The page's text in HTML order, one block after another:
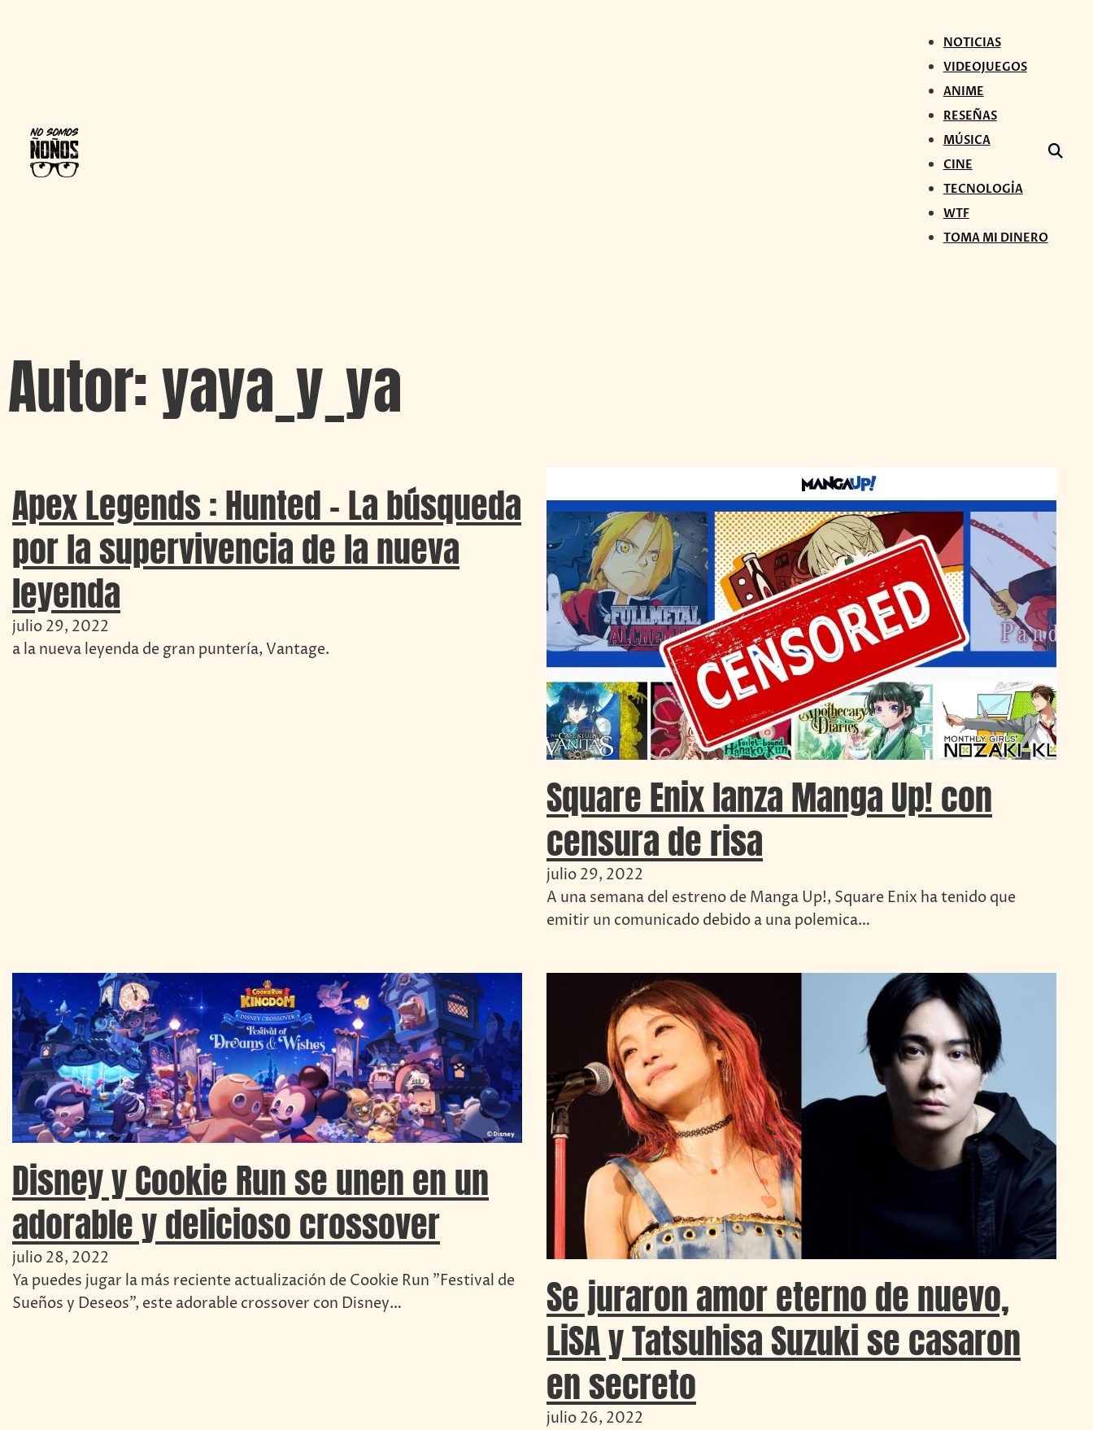
NOTICIAS
VIDEOJUEGOS
ANIME
RESEÑAS
MÚSICA
CINE
TECNOLOGÍA
WTF
TOMA MI DINERO
Autor:yaya_y_ya
Apex Legends : Hunted – La búsqueda
por la supervivencia de la nueva
leyenda
julio 29, 2022
a la nueva leyenda de gran puntería, Vantage.
Square Enix lanza Manga Up! con
censura de risa
julio 29, 2022
A una semana del estreno de Manga Up!, Square Enix ha tenido que
emitir un comunicado debido a una polemica…
Disney y Cookie Run se unen en un
adorable y delicioso crossover
julio 28, 2022
Ya puedes jugar la más reciente actualización de Cookie Run "Festival de
Sueños y Deseos", este adorable crossover con Disney…
Se juraron amor eterno de nuevo,
LiSA y Tatsuhisa Suzuki se casaron
en secreto
julio 26, 2022